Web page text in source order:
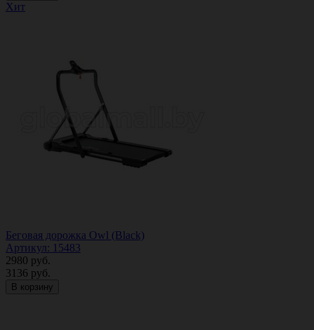
Хит
Беговая дорожка Owl (Black)
Артикул: 15483
2980 руб.
3136 руб.
В корзину